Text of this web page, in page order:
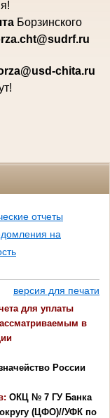
Борзинского
@usd-chita.ru
отчеты
на
версия для печати
для уплаты
в
России
ОКЦ № 7 ГУ Банка
(ЦФО)//УФК по